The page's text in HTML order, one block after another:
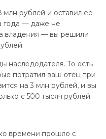
млн рублей и оставил её
года — даже не
владения — вы решили
наследодателя. То есть
потратил ваш отец при
на 3 млн рублей, и вы
с 500 тысяч рублей.
времени прошло с